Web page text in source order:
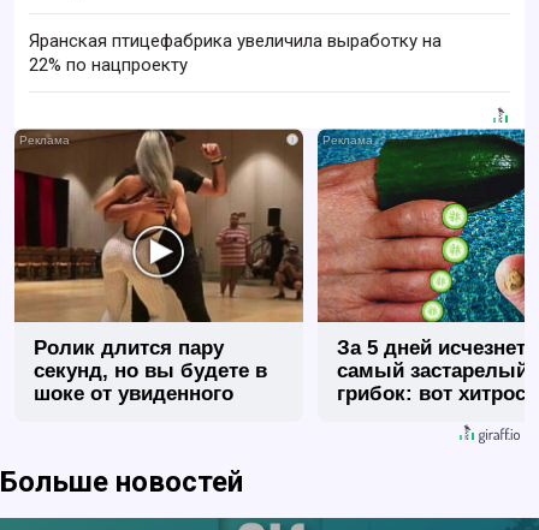
Яранская птицефабрика увеличила выработку на
22% по нацпроекту
i
Ролик длится пару
секунд, но вы будете в
шоке от увиденного
За 5 дней исчезнет
самый застарелый
грибок: вот
Больше новостей